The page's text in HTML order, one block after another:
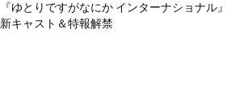
『ゆとりですがなにか インターナショナル』
新キャスト＆特報解禁